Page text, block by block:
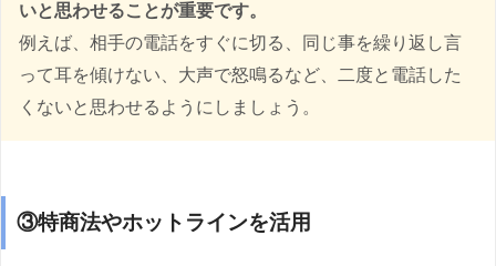
いと思わせることが重要です。
例えば、相手の電話をすぐに切る、同じ事を繰り返し言
って耳を傾けない、大声で怒鳴るなど、二度と電話した
くないと思わせるようにしましょう。
③特商法やホットラインを活用